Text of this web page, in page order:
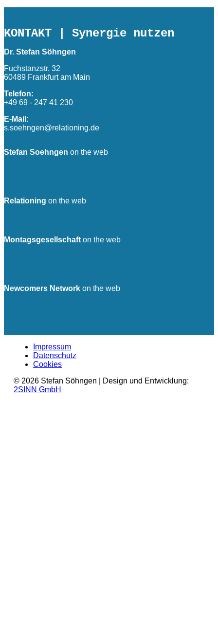
KONTAKT | Synergie nutzen
Dr. Stefan Söhngen
Fuchstanzstr. 32
60489 Frankfurt am Main
Telefon:
+49 69 - 247 41 230
E-Mail:
s.soehngen@relationing.de
Stefan Soehngen on the web
Relationing on the web
Montagsgesellschaft on the web
Newcomers Network on the web
Impressum
Datenschutz
Cookies
© 2026 Stefan Söhngen | Design und Entwicklung:
2SINN GmbH